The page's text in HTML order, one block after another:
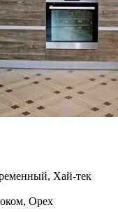
Хай-тек
Орех